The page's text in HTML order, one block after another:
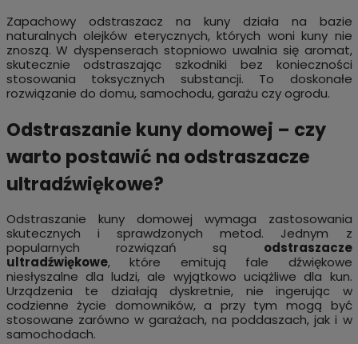
Zapachowy odstraszacz na kuny działa na bazie
naturalnych olejków eterycznych, których woni kuny nie
znoszą. W dyspenserach stopniowo uwalnia się aromat,
skutecznie odstraszając szkodniki bez konieczności
stosowania toksycznych substancji. To doskonałe
rozwiązanie do domu, samochodu, garażu czy ogrodu.
Odstraszanie kuny domowej – czy
warto postawić na odstraszacze
ultradźwiękowe?
Odstraszanie kuny domowej wymaga zastosowania
skutecznych i sprawdzonych metod. Jednym z
popularnych rozwiązań są odstraszacze
ultradźwiękowe, które emitują fale dźwiękowe
niesłyszalne dla ludzi, ale wyjątkowo uciążliwe dla kun.
Urządzenia te działają dyskretnie, nie ingerując w
codzienne życie domowników, a przy tym mogą być
stosowane zarówno w garażach, na poddaszach, jak i w
samochodach.